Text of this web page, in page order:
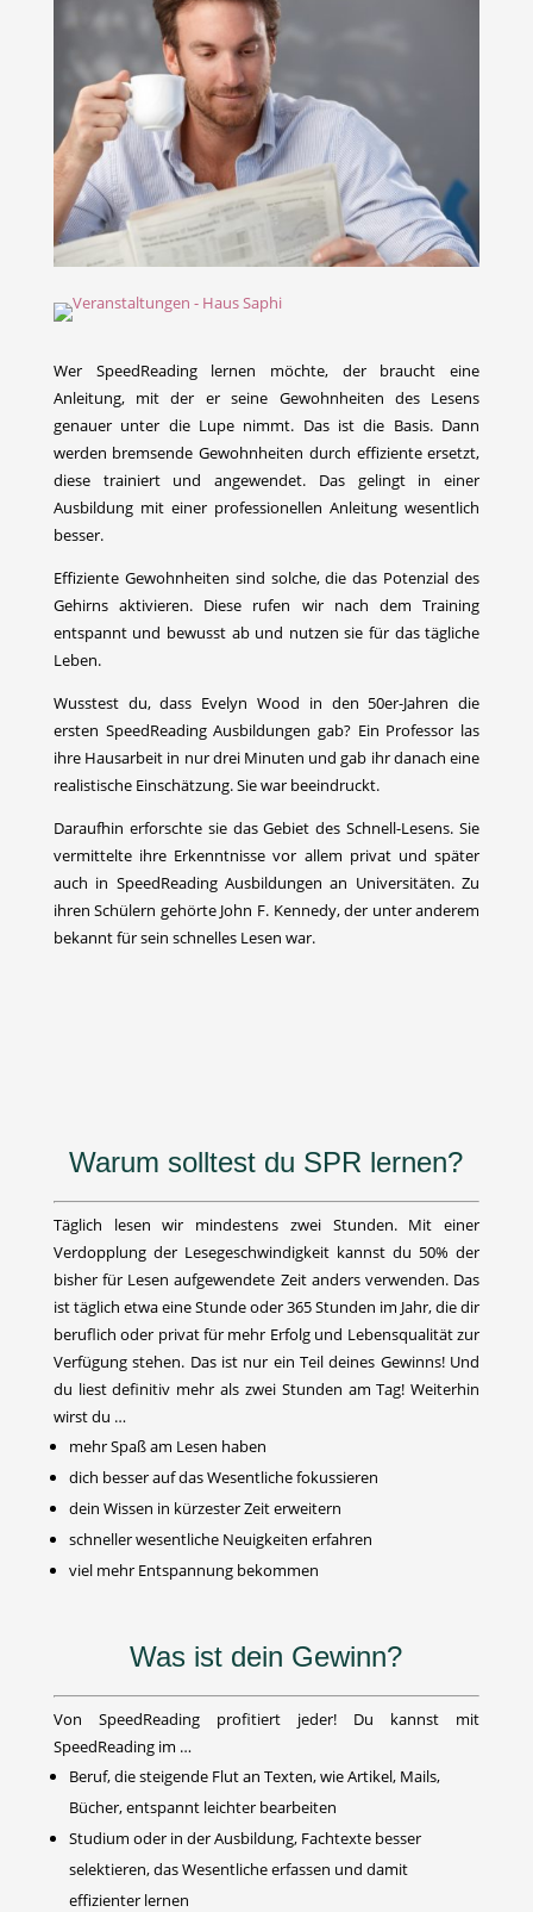
Wer SpeedReading lernen möchte, der braucht eine
Anleitung, mit der er seine Gewohnheiten des Lesens
genauer unter die Lupe nimmt. Das ist die Basis. Dann
werden bremsende Gewohnheiten durch effiziente ersetzt,
diese trainiert und angewendet. Das gelingt in einer
Ausbildung mit einer professionellen Anleitung wesentlich
besser.
Effiziente Gewohnheiten sind solche, die das Potenzial des
Gehirns aktivieren. Diese rufen wir nach dem Training
entspannt und bewusst ab und nutzen sie für das tägliche
Leben.
Wusstest du, dass Evelyn Wood in den 50er-Jahren die
ersten SpeedReading Ausbildungen gab? Ein Professor las
ihre Hausarbeit in nur drei Minuten und gab ihr danach eine
realistische Einschätzung. Sie war beeindruckt.
Daraufhin erforschte sie das Gebiet des Schnell-Lesens. Sie
vermittelte ihre Erkenntnisse vor allem privat und später
auch in SpeedReading Ausbildungen an Universitäten. Zu
ihren Schülern gehörte John F. Kennedy, der unter anderem
bekannt für sein schnelles Lesen war.
Warum solltest du SPR lernen?
Täglich lesen wir mindestens zwei Stunden. Mit einer
Verdopplung der Lesegeschwindigkeit kannst du 50% der
bisher für Lesen aufgewendete Zeit anders verwenden. Das
ist täglich etwa eine Stunde oder 365 Stunden im Jahr, die dir
beruflich oder privat für mehr Erfolg und Lebensqualität zur
Verfügung stehen. Das ist nur ein Teil deines Gewinns! Und
du liest definitiv mehr als zwei Stunden am Tag! Weiterhin
wirst du …
mehr Spaß am Lesen haben
dich besser auf das Wesentliche fokussieren
dein Wissen in kürzester Zeit erweitern
schneller wesentliche Neuigkeiten erfahren
viel mehr Entspannung bekommen
Was ist dein Gewinn?
Von SpeedReading profitiert jeder! Du kannst mit
SpeedReading im …
Beruf, die steigende Flut an Texten, wie Artikel, Mails,
Bücher, entspannt leichter bearbeiten
Studium oder in der Ausbildung, Fachtexte besser
selektieren, das Wesentliche erfassen und damit
effizienter lernen